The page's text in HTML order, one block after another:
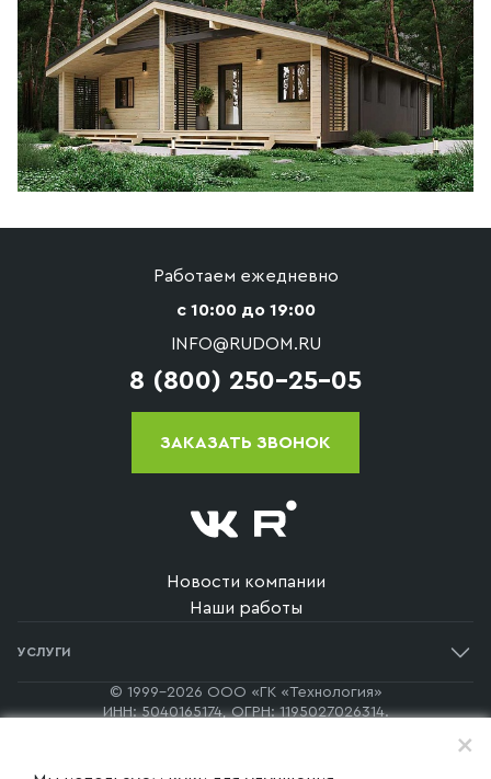
Работаем ежедневно
с 10:00 до 19:00
INFO@RUDOM.RU
8 (800) 250-25-05
ЗАКАЗАТЬ ЗВОНОК
Новости компании
Наши работы
УСЛУГИ
Одноэтажные дома
© 1999-2026 ООО «ГК «Технология»
ИНН: 5040165174, ОГРН: 1195027026314.
+